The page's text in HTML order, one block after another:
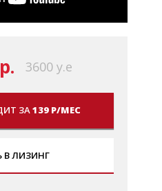
3600 у.е
ЗА139 Р/МЕС
В ЛИЗИНГ